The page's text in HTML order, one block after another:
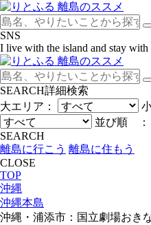
SNS
I live with the island and stay with
SEARCH詳細検索
大エリア：
並び順 ：
SEARCH
離島に行こう 離島に住もう
CLOSE
TOP
沖縄
沖縄本島
沖縄・浦添市：国立劇場おき